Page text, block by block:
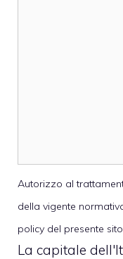
Autorizzo al
della vigente
policy del presente
La capitale